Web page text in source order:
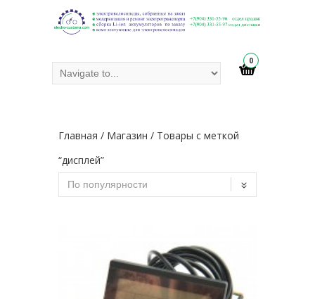
0
Главная / Магазин / Товары с меткой
“дисплей”